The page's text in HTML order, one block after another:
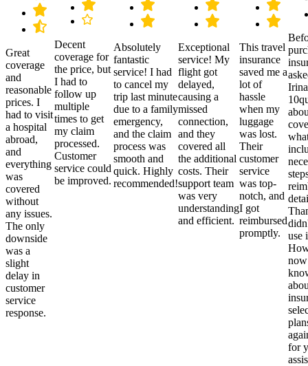
Great
coverage
and
reasonable
prices. I
had to visit
a hospital
abroad,
and
everything
was
covered
without
any issues.
The only
downside
was a
slight
delay in
customer
service
response.
Decent
coverage for
the price, but
I had to
follow up
multiple
times to get
my claim
processed.
Customer
service could
be improved.
Absolutely
fantastic
service! I had
to cancel my
trip last minute
due to a family
emergency,
and the claim
process was
smooth and
quick. Highly
recommended!
Exceptional
service! My
flight got
delayed,
causing a
missed
connection,
and they
covered all
the additional
costs. Their
support team
was very
understanding
and efficient.
This travel
insurance
saved me a
lot of
hassle
when my
luggage
was lost.
Their
customer
service
was top-
notch, and
I got
reimbursed
promptly.
use
for